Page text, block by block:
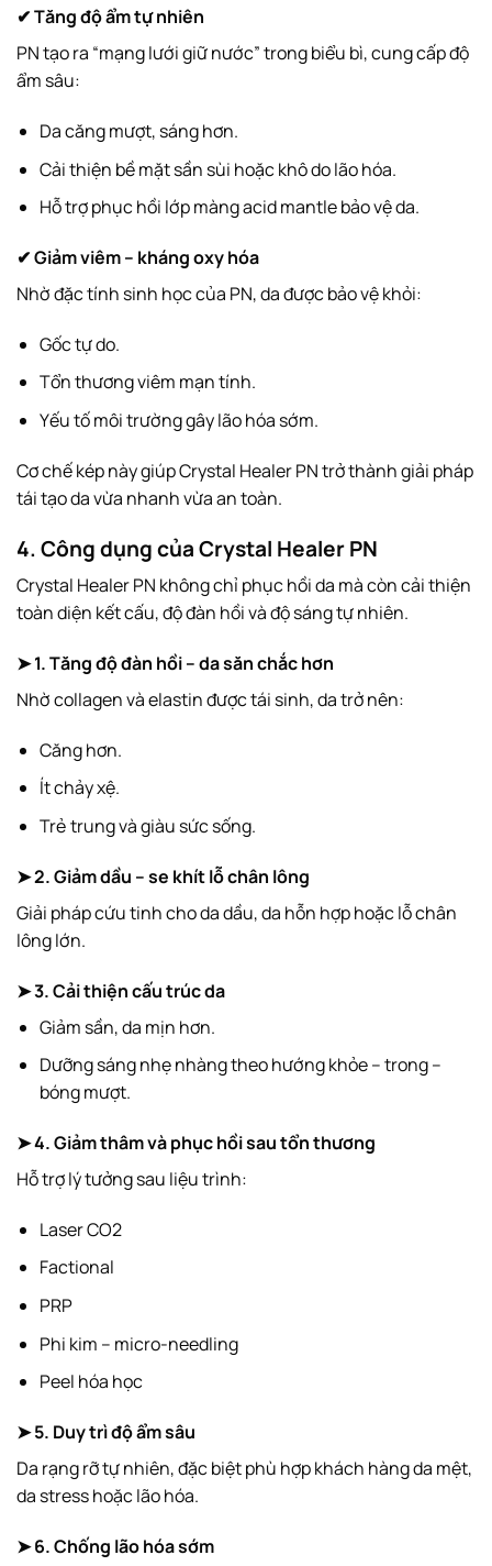
✔ Tăng độ ẩm tự nhiên
PN tạo ra “mạng lưới giữ nước” trong biểu bì, cung cấp độ
ẩm sâu:
Da căng mượt, sáng hơn.
Cải thiện bề mặt sần sùi hoặc khô do lão hóa.
Hỗ trợ phục hồi lớp màng acid mantle bảo vệ da.
✔ Giảm viêm – kháng oxy hóa
Nhờ đặc tính sinh học của PN, da được bảo vệ khỏi:
Gốc tự do.
Tổn thương viêm mạn tính.
Yếu tố môi trường gây lão hóa sớm.
Cơ chế kép này giúp Crystal Healer PN trở thành giải pháp
tái tạo da vừa nhanh vừa an toàn.
4. Công dụng của Crystal Healer PN
Crystal Healer PN không chỉ phục hồi da mà còn cải thiện
toàn diện kết cấu, độ đàn hồi và độ sáng tự nhiên.
➤ 1. Tăng độ đàn hồi – da săn chắc hơn
Nhờ collagen và elastin được tái sinh, da trở nên:
Căng hơn.
Ít chảy xệ.
Trẻ trung và giàu sức sống.
➤ 2. Giảm dầu – se khít lỗ chân lông
Giải pháp cứu tinh cho da dầu, da hỗn hợp hoặc lỗ chân
lông lớn.
➤ 3. Cải thiện cấu trúc da
Giảm sần, da mịn hơn.
Dưỡng sáng nhẹ nhàng theo hướng khỏe – trong –
bóng mượt.
➤ 4. Giảm thâm và phục hồi sau tổn thương
Hỗ trợ lý tưởng sau liệu trình:
Laser CO2
Factional
PRP
Phi kim – micro-needling
Peel hóa học
➤ 5. Duy trì độ ẩm sâu
Da rạng rỡ tự nhiên, đặc biệt phù hợp khách hàng da mệt,
da stress hoặc lão hóa.
➤ 6. Chống lão hóa sớm